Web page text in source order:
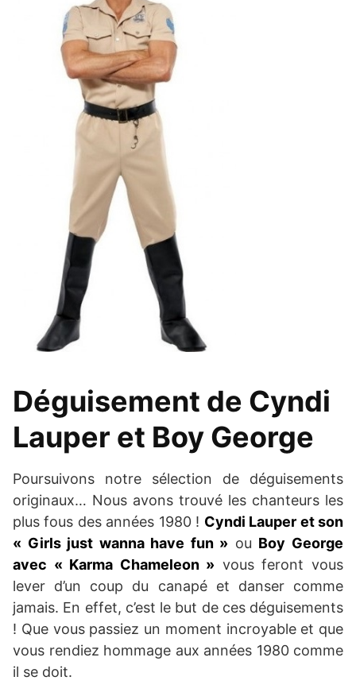
Déguisement de Cyndi
Lauper et Boy George
Poursuivons notre sélection de déguisements
originaux… Nous avons trouvé les chanteurs les
plus fous des années 1980 ! Cyndi Lauper et son
« Girls just wanna have fun » ou Boy George
avec « Karma Chameleon » vous feront vous
lever d’un coup du canapé et danser comme
jamais. En effet, c’est le but de ces déguisements
! Que vous passiez un moment incroyable et que
vous rendiez hommage aux années 1980 comme
il se doit.